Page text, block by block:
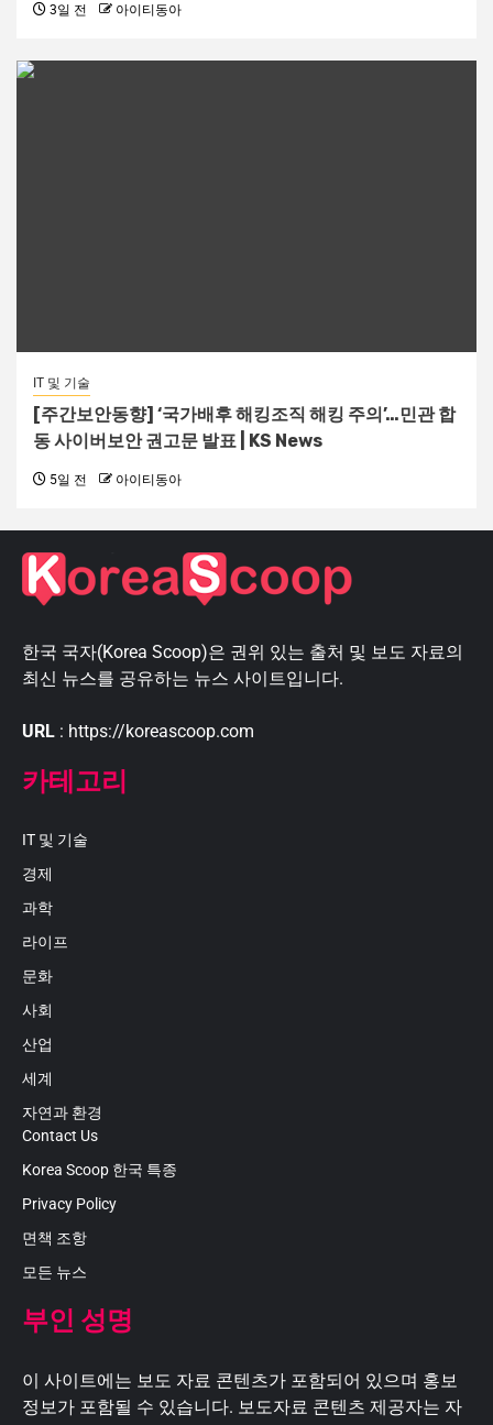
3일 전 아이티동아
IT 및 기술
[주간보안동향] ‘국가배후 해킹조직 해킹 주의’…민관 합
동 사이버보안 권고문 발표 | KS News
5일 전 아이티동아
한국 국자(Korea Scoop)은 권위 있는 출처 및 보도 자료의
최신 뉴스를 공유하는 뉴스 사이트입니다.
URL : https://koreascoop.com
카테고리
IT 및 기술
경제
과학
라이프
문화
사회
산업
세계
자연과 환경
Contact Us
Korea Scoop 한국 특종
Privacy Policy
면책 조항
모든 뉴스
부인 성명
이 사이트에는 보도 자료 콘텐츠가 포함되어 있으며 홍보
정보가 포함될 수 있습니다. 보도자료 콘텐츠 제공자는 자